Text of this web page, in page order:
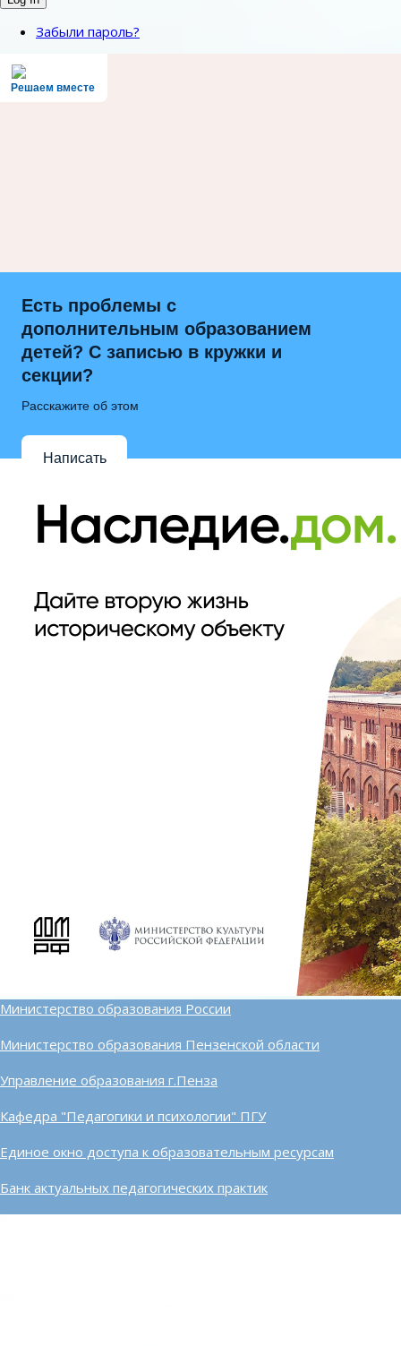
Забыли пароль?
Решаем вместе
Есть проблемы с
дополнительным образованием
детей? С записью в кружки и
секции?
Расскажите об этом
Написать
Министерство образования России
Министерство образования Пензенской области
Управление образования г.Пенза
Кафедра "Педагогики и психологии" ПГУ
Единое окно доступа к образовательным ресурсам
Банк актуальных педагогических практик